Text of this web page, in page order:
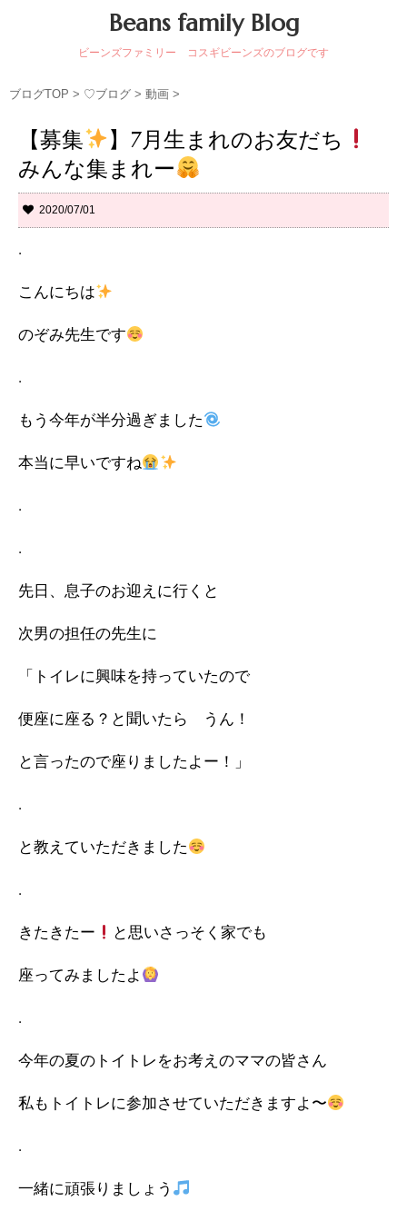
Beans family Blog
ビーンズファミリー コスギビーンズのブログです
ブログTOP > ♡ブログ > 動画 >
【募集
】7月生まれのお友だち
みんな集まれー
2020/07/01
.
こんにちは
のぞみ先生です
.
もう今年が半分過ぎました
本当に早いですね
.
.
先日、息子のお迎えに行くと
次男の担任の先生に
「トイレに興味を持っていたので
便座に座る？と聞いたら うん！
と言ったので座りましたよー！」
.
と教えていただきました
.
きたきたー と思いさっそく家でも
座ってみましたよ
.
今年の夏のトイトレをお考えのママの皆さん
私もトイトレに参加させていただきますよ〜
.
一緒に頑張りましょう